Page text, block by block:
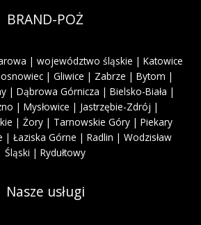
BRAND-POŻ
| województwo śląskie | Katowice
| Gliwice | Zabrze | Bytom |
| Dąbrowa Górnicza | Bielsko-Biała |
| Mysłowice | Jastrzębie-Zdrój |
| Żory | Tarnowskie Góry | Piekary
| Łaziska Górne | Radlin | Wodzisław
Śląski | Rydułtowy
Nasze usługi